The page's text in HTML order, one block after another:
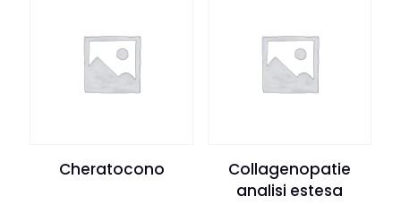
Cheratocono
Collagenopatie
analisi estesa